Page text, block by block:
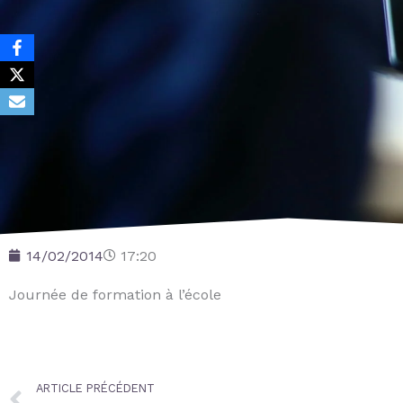
14/02/2014 17:20
Journée de formation à l’école
Prev
ARTICLE PRÉCÉDENT